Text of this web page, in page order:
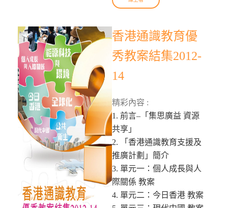
香港通識教育優
秀教案結集2012-
14
精彩內容 :
1. 前言–「集思廣益 資源
共享」
2. 「香港通識教育支援及
推廣計劃」簡介
3. 單元一：個人成長與人
際關係 教案
4. 單元二：今日香港 教案